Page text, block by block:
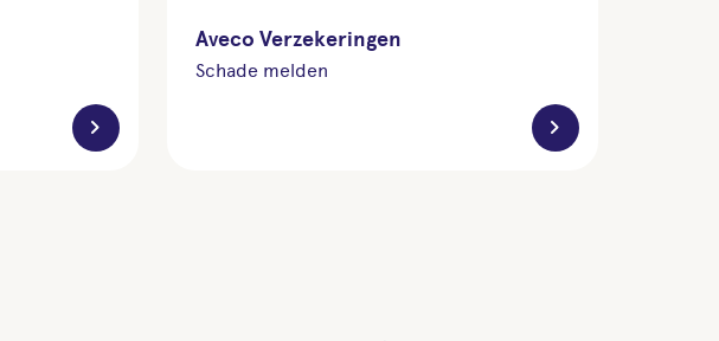
chevron_right
Aveco Verzekeringen
Schade melden
chevron_right